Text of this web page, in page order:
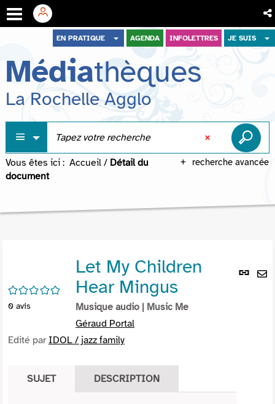
menu
contenu
recherche
EN PRATIQUE AGENDA INFOLETTRES JE SUIS
Médiathèques
La Rochelle Agglo
recherche avancée
Vous êtes ici : Accueil / Détail du
document
Lien
/5
0 avis
Let My Children
Hear Mingus
Musique audio | Music Me
Géraud Portal
Edité par IDOL / jazz family
SUJET DESCRIPTION